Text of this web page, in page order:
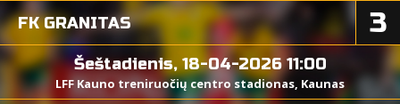
FK GRANITAS 3
Šeštadienis, 18-04-2026 11:00
LFF Kauno treniruočių centro stadionas, Kaunas